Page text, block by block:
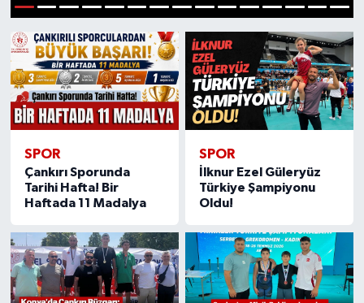
SPOR
Çankırı Sporunda
Tarihi Hafta! Bir
Haftada 11 Madalya
SPOR
İlknur Ezel Güleryüz
Türkiye Şampiyonu
Oldu!
MAGAZİN
SAĞLIK
SİYASET
SPOR
TEKNOLOJİ
VİZYONDAKİLER